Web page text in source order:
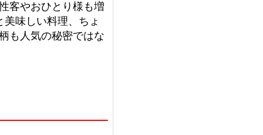
客やおひとり様も増
味しい料理、ちょ
も人気の秘密ではな